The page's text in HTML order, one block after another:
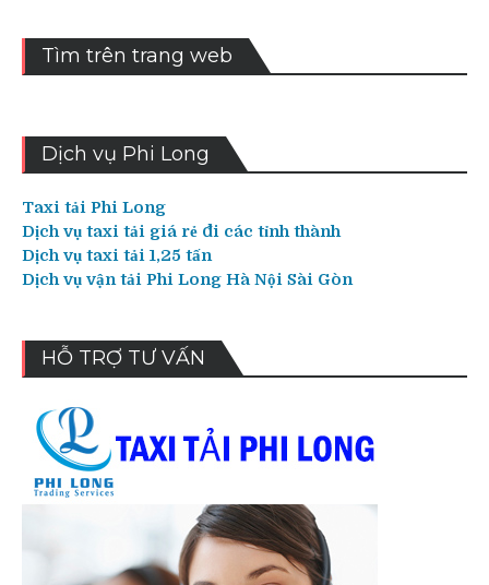
Tìm trên trang web
Dịch vụ Phi Long
Taxi tải Phi Long
Dịch vụ taxi tải giá rẻ đi các tỉnh thành
Dịch vụ taxi tải 1,25 tấn
Dịch vụ vận tải Phi Long Hà Nội Sài Gòn
HỖ TRỢ TƯ VẤN